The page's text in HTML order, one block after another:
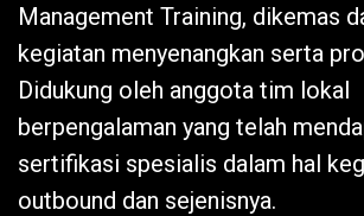
Management Training, dikemas
kegiatan menyenangkan serta
Didukung oleh anggota tim lokal
berpengalaman yang telah
sertifikasi spesialis dalam hal
outbound dan sejenisnya.